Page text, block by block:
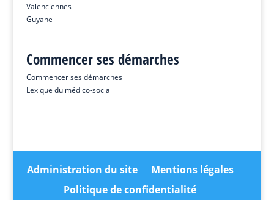
Valenciennes
Guyane
Commencer ses démarches
Commencer ses démarches
Lexique du médico-social
Administration du site
Mentions légales
Politique de confidentialité